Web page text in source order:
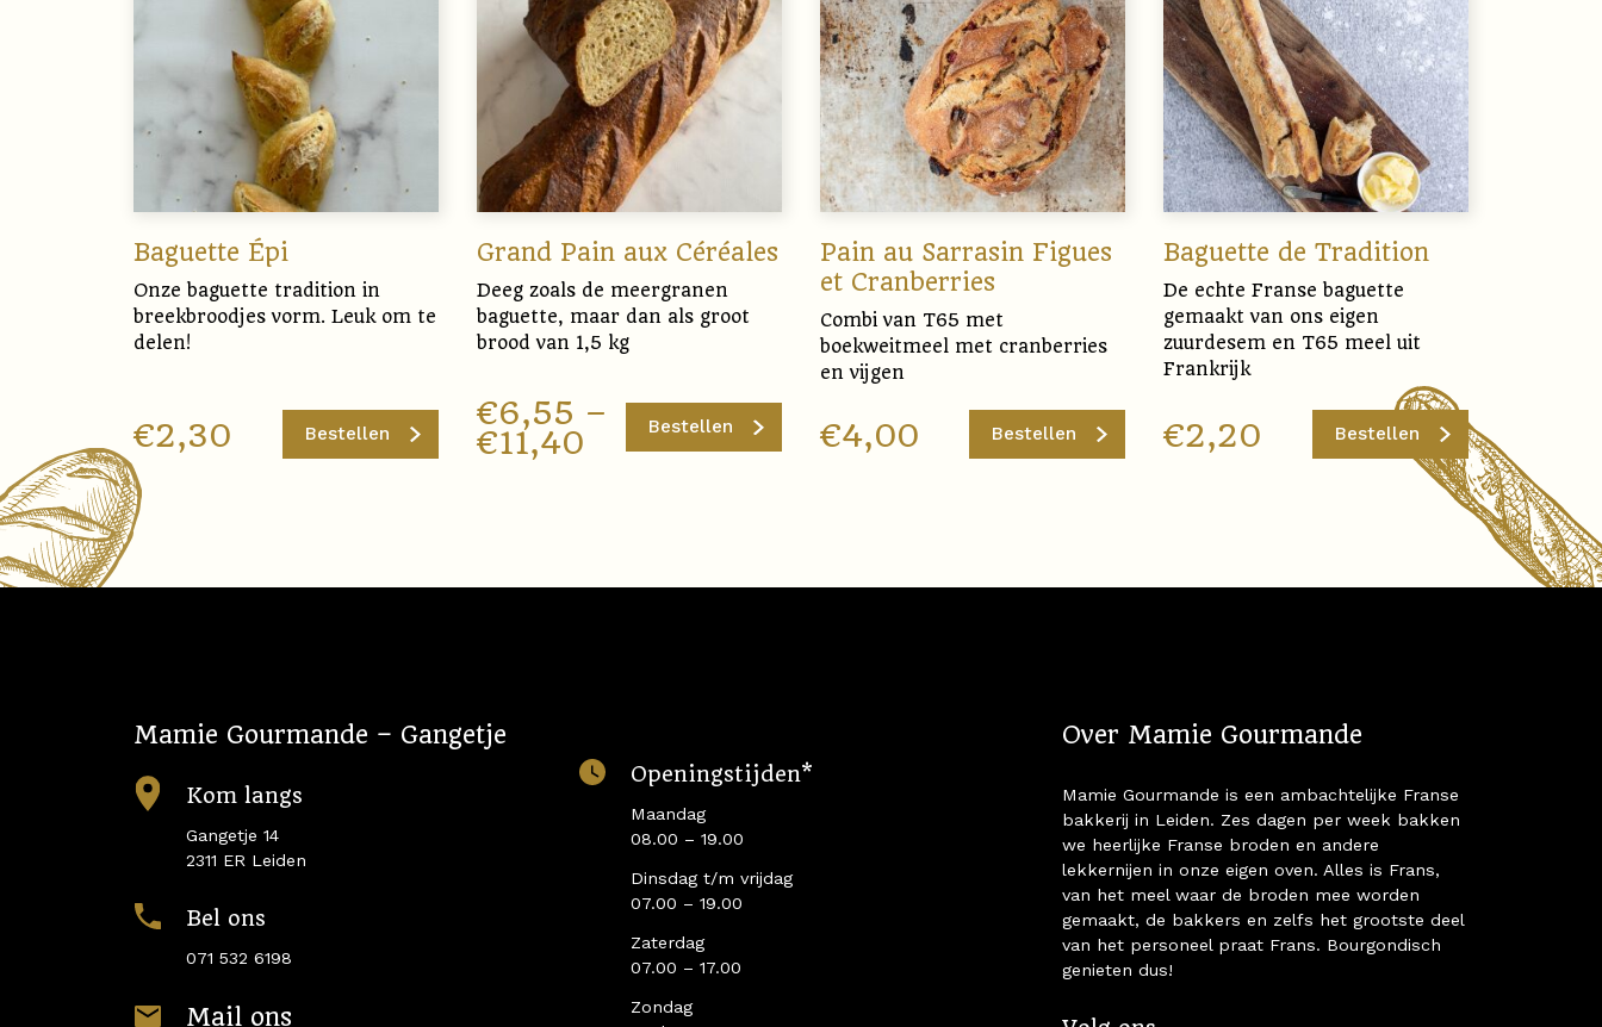
Baguette Épi
Onze baguette tradition in
breekbroodjes vorm. Leuk om te
delen!
€2,30 Bestellen
Grand Pain aux Céréales
Deeg zoals de meergranen
baguette, maar dan als groot
brood van 1,5 kg
€6,55 –
€11,40 Bestellen
Pain au Sarrasin Figues
et Cranberries
Combi van T65 met
boekweitmeel met cranberries
en vijgen
€4,00 Bestellen
Baguette de Tradition
De echte Franse baguette
gemaakt van ons eigen
zuurdesem en T65 meel uit
Frankrijk
€2,20 Bestellen
Mamie Gourmande – Gangetje
Kom langs
Gangetje 14
2311 ER Leiden
Bel ons
071 532 6198
Mail ons
Openingstijden*
Maandag
08.00 – 19.00
Dinsdag t/m vrijdag
07.00 – 19.00
Zaterdag
07.00 – 17.00
Zondag
Over Mamie Gourmande
Mamie Gourmande is een ambachtelijke Franse
bakkerij in Leiden. Zes dagen per week bakken
we heerlijke Franse broden en andere
lekkernijen in onze eigen oven. Alles is Frans,
van het meel waar de broden mee worden
gemaakt, de bakkers en zelfs het grootste deel
van het personeel praat Frans. Bourgondisch
genieten dus!